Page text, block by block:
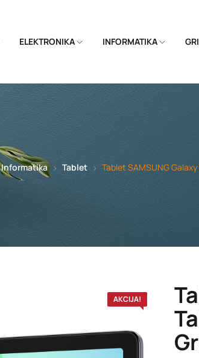
ELEKTRONIKA INFORMATIKA
Informatika Tablet Tablet SAMSUNG Galaxy
AKCIJA!